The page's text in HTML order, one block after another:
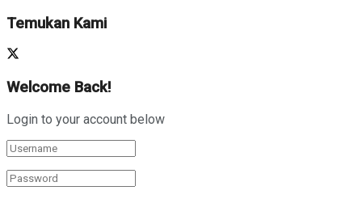
Temukan Kami
Welcome Back!
Login to your account below